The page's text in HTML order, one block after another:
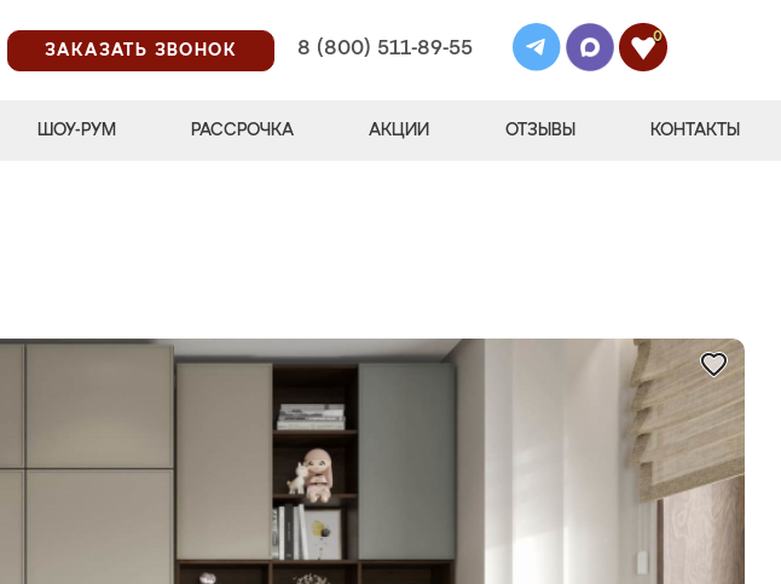
ЗАКАЗАТЬ ЗВОНОК
8 (800) 511-89-55
0
ШОУ-РУМ РАССРОЧКА АКЦИИ ОТЗЫВЫ КОНТАКТЫ